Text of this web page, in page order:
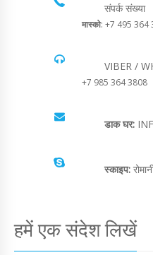
संपर्क संख्या
मास्को: +7 495 364
VIBER /
+7 985 364 3808
डाक घर:
स्काइप:
हमें एक संदेश लिखें